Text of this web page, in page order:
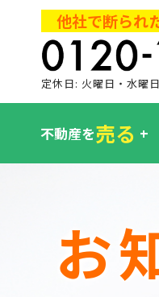
他社で断られ
定休日: 火曜日・水曜日
不動産を売る
お